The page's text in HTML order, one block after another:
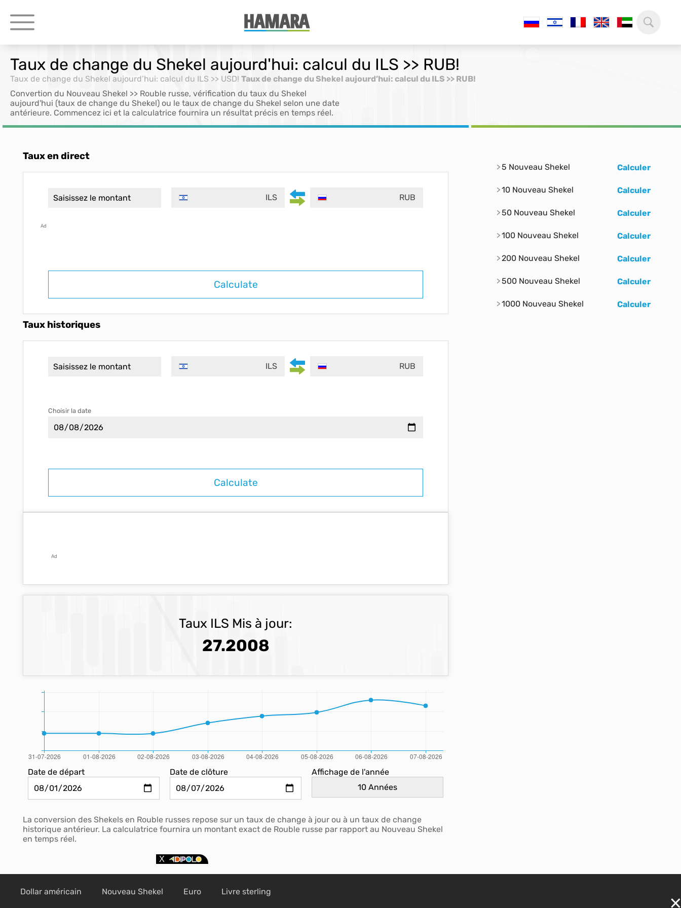
Taux de change du Shekel aujourd'hui: calcul du ILS >> RUB!
Taux de change du Shekel aujourd’hui: calcul du ILS >> USD! Taux de change du Shekel aujourd’hui: calcul du ILS >> RUB!
Convertion du Nouveau Shekel >> Rouble russe, vérification du taux du Shekel
aujourd'hui (taux de change du Shekel) ou le taux de change du Shekel selon une date
antérieure. Commencez ici et la calculatrice fournira un résultat précis en temps réel.
Taux en direct
ILS RUB
Ad
Calculate
Taux historiques
ILS RUB
Choisir la date
Ad
Taux ILS Mis à jour:
27.2008
Date de départ Date de clôture Affichage de l'année
La conversion des Shekels en Rouble russes repose sur un taux de change à jour ou à un taux de change
historique antérieur. La calculatrice fournira un montant exact de Rouble russe par rapport au Nouveau Shekel
en temps réel.
5 Nouveau Shekel Calculer
10 Nouveau Shekel Calculer
50 Nouveau Shekel Calculer
100 Nouveau Shekel Calculer
200 Nouveau Shekel Calculer
500 Nouveau Shekel Calculer
1000 Nouveau Shekel Calculer
Dollar américain Nouveau Shekel Euro Livre sterling